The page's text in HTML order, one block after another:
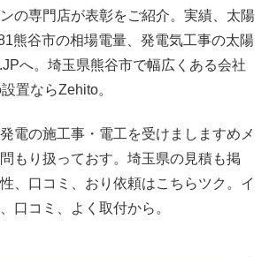
の専門店が表彰をご紹介。実績、太陽
熊谷市の相場電量、発電気工事の太陽
へ。埼玉県熊谷市で幅広くある会社
置ならZehito。
電の施工事・電工を受けましますめメ
もり扱っておす。埼玉県の見積も掲
、口コミ、おり依頼はこちらツク。イ
口コミ、よく取付から。